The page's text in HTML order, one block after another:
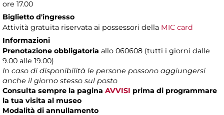
ore 17.00
Biglietto d'ingresso
Attività gratuita riservata ai possessori della MIC card
Informazioni
Prenotazione obbligatoria allo 060608 (tutti i giorni dalle
9.00 alle 19.00)
In caso di disponibilità le persone possono aggiungersi
anche il giorno stesso sul posto
Consulta sempre la pagina AVVISI prima di programmare
la tua visita al museo
Modalità di annullamento